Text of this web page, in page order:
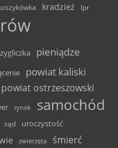
kradzież lpr
pieniądze
powiat kaliski
powiat ostrzeszowski
rynek samochód
sąd uroczystość
zwierzęta śmierć